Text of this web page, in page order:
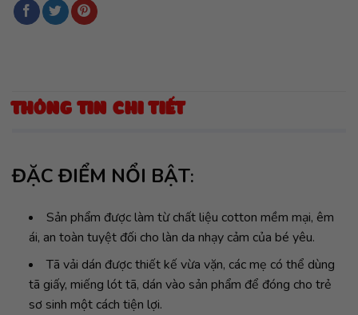
THÔNG TIN CHI TIẾT
ĐẶC ĐIỂM NỔI BẬT:
Sản phẩm được làm từ chất liệu cotton mềm mại, êm
ái, an toàn tuyệt đối cho làn da nhạy cảm của bé yêu.
Tã vải dán được thiết kế vừa vặn, các mẹ có thể dùng
tã giấy, miếng lót tã, dán vào sản phẩm để đóng cho trẻ
sơ sinh một cách tiện lợi.